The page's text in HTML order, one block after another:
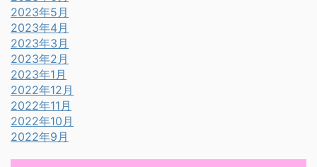
2023年5月
2023年4月
2023年3月
2023年2月
2023年1月
2022年12月
2022年11月
2022年10月
2022年9月